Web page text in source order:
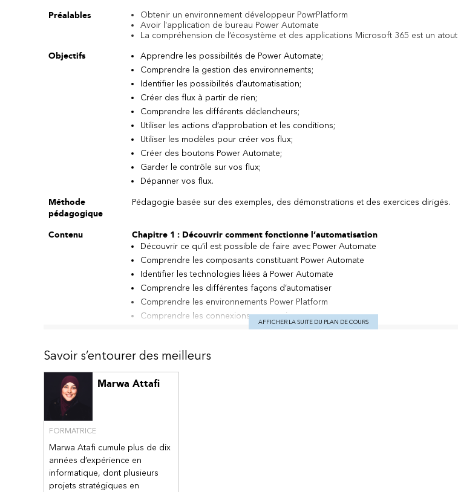
Préalables
Obtenir un environnement développeur PowrPlatform
Avoir l'application de bureau Power Automate
La compréhension de l’écosystème et des applications Microsoft 365 est un atout
Objectifs
Apprendre les possibilités de Power Automate;
Comprendre la gestion des environnements;
Identifier les possibilités d’automatisation;
Créer des flux à partir de rien;
Comprendre les différents déclencheurs;
Utiliser les actions d’approbation et les conditions;
Utiliser les modèles pour créer vos flux;
Créer des boutons Power Automate;
Garder le contrôle sur vos flux;
Dépanner vos flux.
Méthode
pédagogique
Pédagogie basée sur des exemples, des démonstrations et des exercices dirigés.
Contenu
Chapitre 1 : Découvrir comment fonctionne l’automatisation
Découvrir ce qu’il est possible de faire avec Power Automate
Comprendre les composants constituant Power Automate
Identifier les technologies liées à Power Automate
Comprendre les différentes façons d’automatiser
Comprendre les environnements Power Platform
Comprendre les connexions aux services
Identifier les différents modes de licence
Chapitre 2 : Utiliser les connecteurs
Découvrir les connecteurs et leurs options
Identifier quand utiliser la passerelle de données locales
Créer votre premier flux de cloud
Utiliser les champs de données dynamiques
Recevoir des notifications par SMS et par courriel
AFFICHER LA SUITE DU PLAN DE COURS
Savoir s’entourer des meilleurs
Marwa Attafi
FORMATRICE
Marwa Atafi cumule plus de dix
années d’expérience en
informatique, dont plusieurs
projets stratégiques en